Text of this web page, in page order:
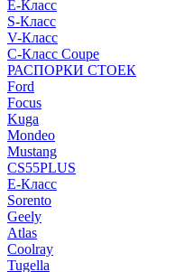
E-Класс
S-Класс
V-Класс
C-Класс Coupe
РАСПОРКИ СТОЕК
Ford
Focus
Kuga
Mondeo
Mustang
CS55PLUS
E-Класс
Sorento
Geely
Atlas
Coolray
Tugella